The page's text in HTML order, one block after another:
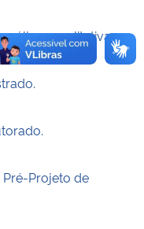
qualitativas
Projeto de